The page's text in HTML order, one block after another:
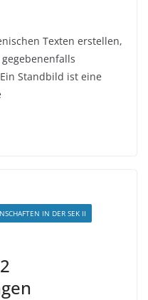
Texten erstellen,
Standbild ist eine
IN DER SEK II